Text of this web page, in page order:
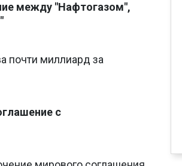
между "Нафтогазом",
почти миллиард за
с